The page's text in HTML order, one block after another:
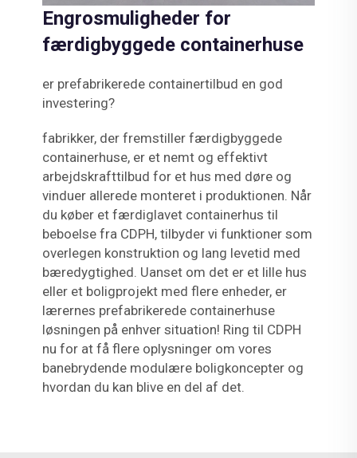
Engrosmuligheder for
færdigbyggede containerhuse
er prefabrikerede containertilbud en god
investering?
fabrikker, der fremstiller færdigbyggede
containerhuse, er et nemt og effektivt
arbejdskrafttilbud for et hus med døre og
vinduer allerede monteret i produktionen. Når
du køber et færdiglavet containerhus til
beboelse fra CDPH, tilbyder vi funktioner som
overlegen konstruktion og lang levetid med
bæredygtighed. Uanset om det er et lille hus
eller et boligprojekt med flere enheder, er
lærernes prefabrikerede containerhuse
løsningen på enhver situation! Ring til CDPH
nu for at få flere oplysninger om vores
banebrydende modulære boligkoncepter og
hvordan du kan blive en del af det.